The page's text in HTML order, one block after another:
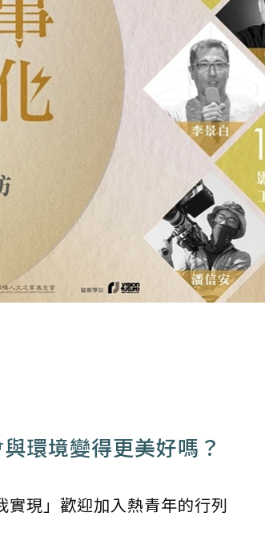
環境變得更美好嗎？
實現」歡迎加入熱青年的行列